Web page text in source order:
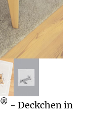
® - Deckchen in